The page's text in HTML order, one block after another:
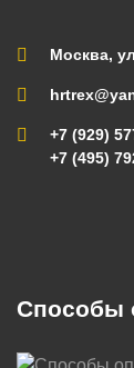
Москва,
+7 (929)
+7 (495)
Способы